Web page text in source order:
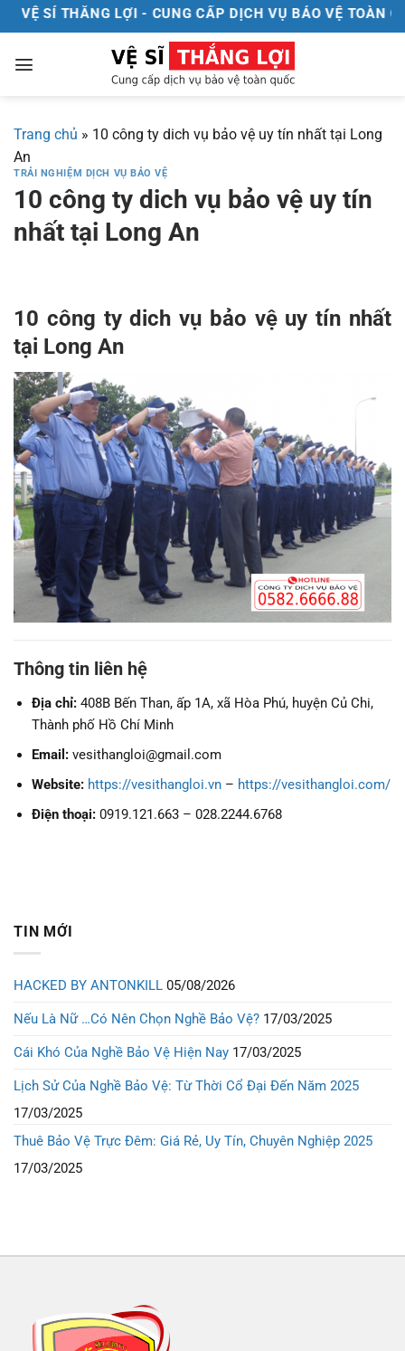
Chuyển
đến
nội
VỆ SÍ THẮNG LỢI - CUNG CẤP DỊCH VỤ BẢO VỆ TOÀN
Trang chủ » 10 công ty dich vụ bảo vệ uy tín nhất tại Long
An
TRẢI NGHIỆM DỊCH VỤ BẢO VỆ
10 công ty dich vụ bảo vệ uy tín
nhất tại Long An
10 công ty dich vụ bảo vệ uy tín nhất
tại Long An
Thông tin liên hệ
Địa chỉ:408B Bến Than, ấp 1A, xã Hòa Phú, huyện Củ Chi,
Thành phố Hồ Chí Minh
Email:vesithangloi@gmail.com
Website: https://vesithangloi.vn– https://vesithangloi.com/
Điện thoại:0919.121.663 – 028.2244.6768
TIN MỚI
HACKED BY ANTONKILL 05/08/2026
Nếu Là Nữ …Có Nên Chọn Nghề Bảo Vệ? 17/03/2025
Cái Khó Của Nghề Bảo Vệ Hiện Nay 17/03/2025
Lịch Sử Của Nghề Bảo Vệ: Từ Thời Cổ Đại Đến Năm 2025
17/03/2025
Thuê Bảo Vệ Trực Đêm: Giá Rẻ, Uy Tín, Chuyên Nghiệp 2025
17/03/2025